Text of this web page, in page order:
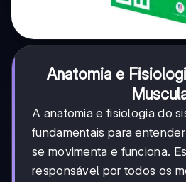
Anatomia e
A anatomia e fisiologia do
fundamentais para
se movimenta e funciona.
responsável por todos os